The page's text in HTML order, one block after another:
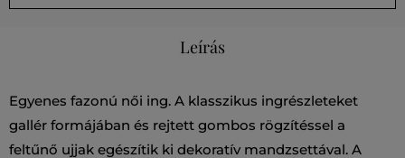
Leírás
Egyenes fazonú női ing. A klasszikus ingrészleteket
gallér formájában és rejtett gombos rögzítéssel a
feltűnő ujjak egészítik ki dekoratív mandzsettával. A